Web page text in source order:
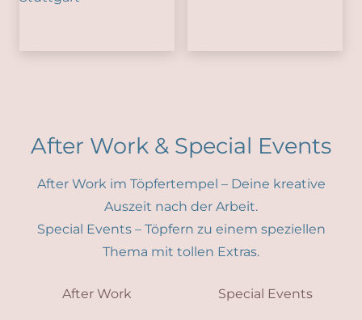
After Work & Special Events
After Work im Töpfertempel – Deine kreative
Auszeit nach der Arbeit.
Special Events – Töpfern zu einem speziellen
Thema mit tollen Extras.
After Work Special Events